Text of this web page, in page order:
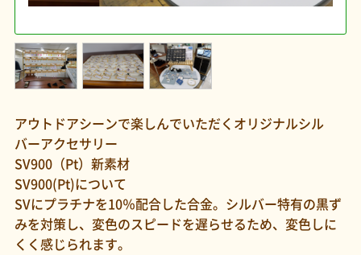
アウトドアシーンで楽しんでいただくオリジナルシル
バーアクセサリー
SV900（Pt）新素材
SV900(Pt)について
SVにプラチナを10％配合した合金。シルバー特有の黒ず
みを対策し、変色のスピードを遅らせるため、変色しに
くく感じられます。